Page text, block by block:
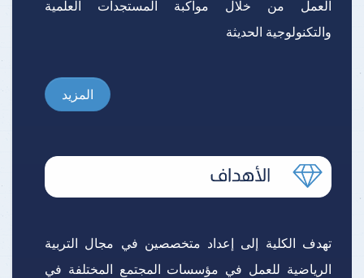
العمل من خلال مواكبة المستجدات العلمية
والتكنولوجية الحديثة
المزيد
تهدف الكلية إلى إعداد متخصصين في مجال التربية
الرياضية للعمل في مؤسسات المجتمع المختلفة في